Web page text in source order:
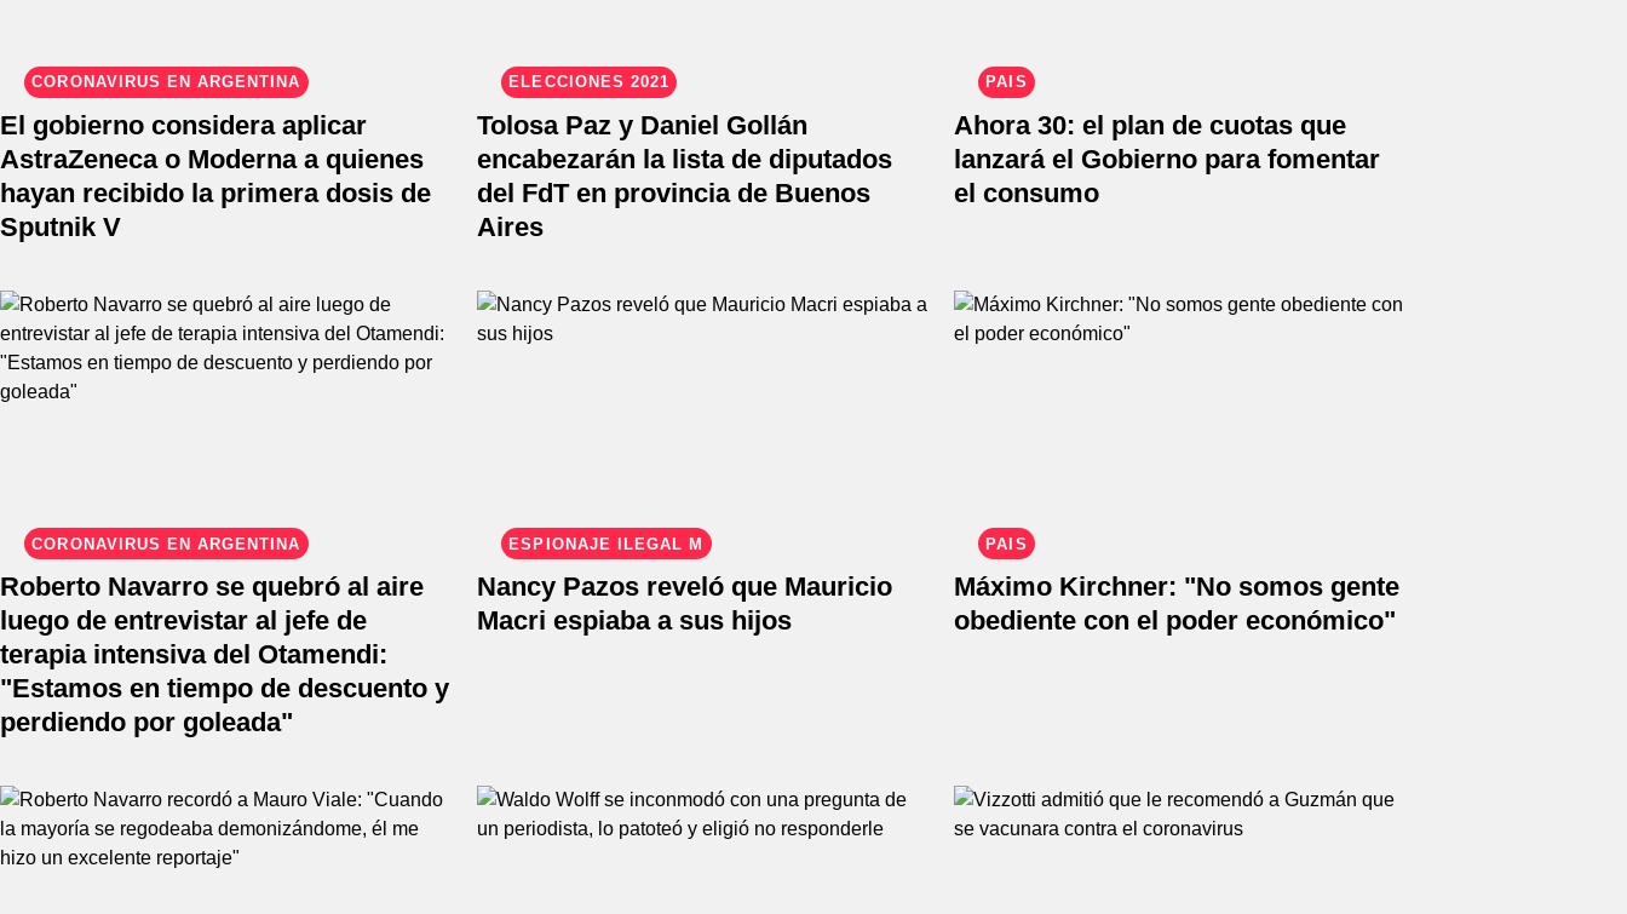
CORONAVIRUS EN ARGENTINA
El gobierno considera aplicar
AstraZeneca o Moderna a quienes
hayan recibido la primera dosis de
Sputnik V
ELECCIONES 2021
Tolosa Paz y Daniel Gollán
encabezarán la lista de diputados
del FdT en provincia de Buenos
Aires
PAÍS
Ahora 30: el plan de cuotas que
lanzará el Gobierno para fomentar
el consumo
CORONAVIRUS EN ARGENTINA
Roberto Navarro se quebró al aire
luego de entrevistar al jefe de
terapia intensiva del Otamendi:
"Estamos en tiempo de descuento y
perdiendo por goleada"
ESPIONAJE ILEGAL M
Nancy Pazos reveló que Mauricio
Macri espiaba a sus hijos
PAÍS
Máximo Kirchner: "No somos gente
obediente con el poder económico"